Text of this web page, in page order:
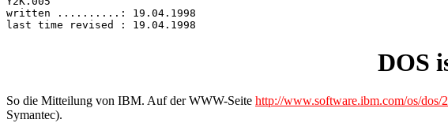
written ..........: 19.04.1998
DOS
So die Mitteilung von IBM. Auf der WWW-Seite http://www.software.ibm.com/os/dos/
Symantec).